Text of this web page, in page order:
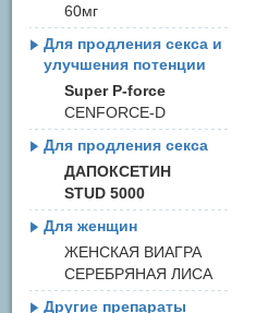
60мг
Для продления секса и
улучшения потенции
Super P-force
CENFORCE-D
Для продления секса
ДАПОКСЕТИН
STUD 5000
Для женщин
ЖЕНСКАЯ ВИАГРА
СЕРЕБРЯНАЯ ЛИСА
Другие препараты